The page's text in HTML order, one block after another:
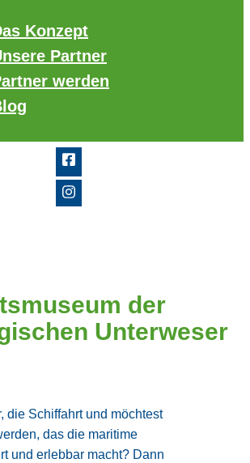
Konzept
Partner
werden
der
Unterweser
die Schiffahrt und möchtest
das die maritime
und erlebbar macht? Dann